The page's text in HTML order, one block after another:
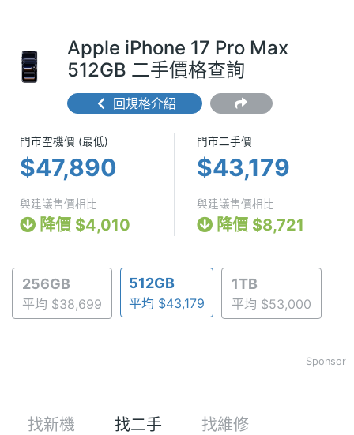
Apple iPhone 17 Pro Max
512GB 二手價格查詢
回規格介紹
門市空機價 (最低) $47,890
門市空機價 (最低)
$47,890
與建議售價相比
降價 $4,010
門市二手價
門市二手價
$43,179
與建議售價相比
降價 $8,721
256GB
平均 $38,699
512GB
平均 $43,179
1TB
平均 $53,000
Sponsor
找新機 找二手 找維修